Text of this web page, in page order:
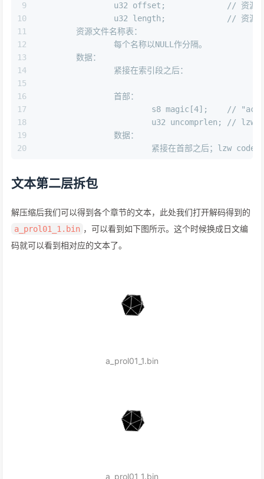
9
10
11
12
13
14
15
16
17
18
19
20
u32
u32 length;
	资源文件名称表：
		每个名称以NULL作分隔。
	数据：
		紧接在索引段之后：
	    	首部：
			s8 magic[4];	// "acp"
u32
		数据：
文本第二层拆包
解压缩后我们可以得到各个章节的文本，此处我们打开解码得到的
a_prol01_1.bin ，可以看到如下图所示。这个时候换成日文编
码就可以看到相对应的文本了。
a_prol01_1.bin
a_prol01_1.bin